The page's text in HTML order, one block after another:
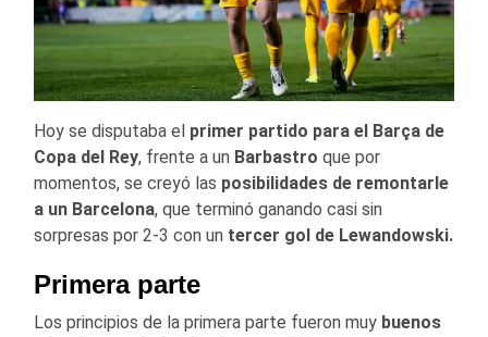
Hoy se disputaba el primer partido para el Barça de
Copa del Rey, frente a un Barbastro que por
momentos, se creyó las posibilidades de remontarle
a un Barcelona, que terminó ganando casi sin
sorpresas por 2-3 con un tercer gol de Lewandowski.
Primera parte
Los principios de la primera parte fueron muy buenos